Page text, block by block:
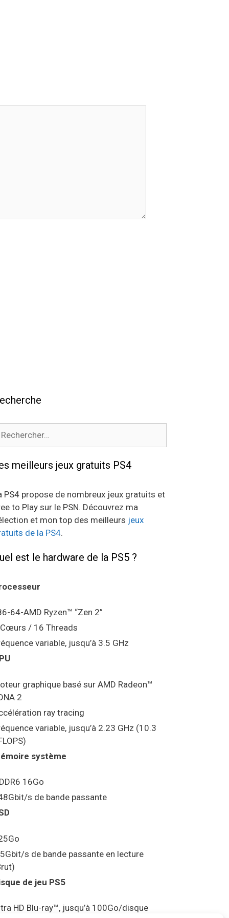
meilleurs jeux gratuits PS4
PS4 propose de nombreux jeux gratuits et
to Play sur le PSN. Découvrez ma
et mon top des meilleurs jeux
de la PS4.
est le hardware de la PS5 ?
64-AMD Ryzen™ “Zen 2”
/ 16 Threads
variable, jusqu’à 3.5 GHz
graphique basé sur AMD Radeon™
2
ray tracing
variable, jusqu’à 2.23 GHz (10.3
système
16Go
s de bande passante
s de bande passante en lecture
de jeu PS5
HD Blu-ray™, jusqu’à 100Go/disque